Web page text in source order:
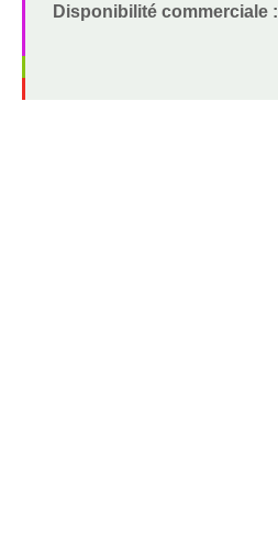
Disponibilité commerciale :